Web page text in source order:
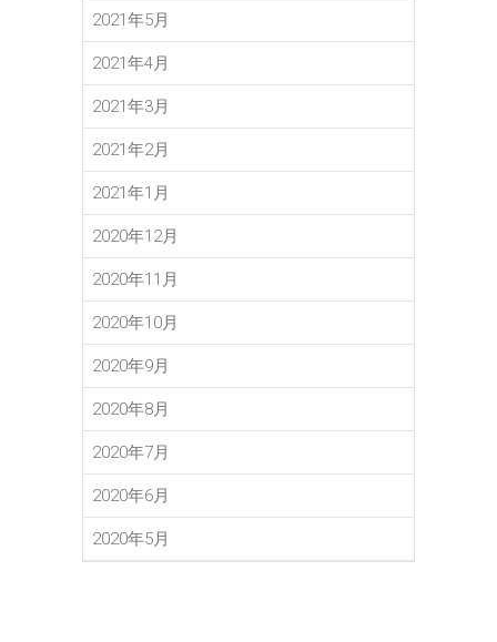
2021年5月
2021年4月
2021年3月
2021年2月
2021年1月
2020年12月
2020年11月
2020年10月
2020年9月
2020年8月
2020年7月
2020年6月
2020年5月